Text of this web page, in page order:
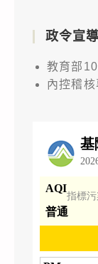
政令宣
教育部
內控稽核